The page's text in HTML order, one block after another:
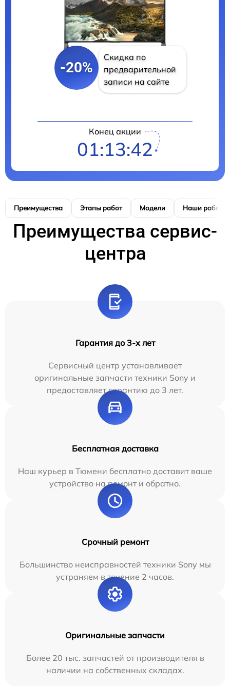
-20%
Скидка по
предварительной
записи на сайте
Конец акции
01:13:41
Преимущества Этапы работ Модели Наши работы
Преимущества сервис-
центра
Гарантия до 3-х лет
Сервисный центр устанавливает
оригинальные запчасти техники Sony и
предоставляет гарантию до 3 лет.
Бесплатная доставка
Наш курьер в Тюмени бесплатно доставит ваше
устройство на ремонт и обратно.
Срочный ремонт
Большинство неисправностей техники Sony мы
устраняем в течение 2 часов.
Оригинальные запчасти
Более 20 тыс. запчастей от производителя в
наличии на собственных складах.